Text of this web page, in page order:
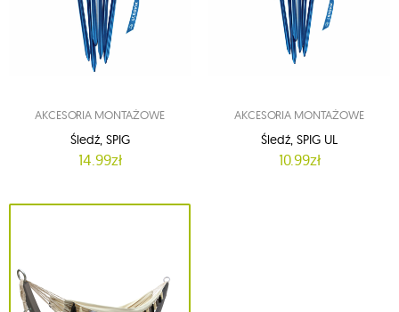
AKCESORIA MONTAŻOWE
Śledź, SPIG
14.99zł
AKCESORIA MONTAŻOWE
Śledź, SPIG UL
10.99zł